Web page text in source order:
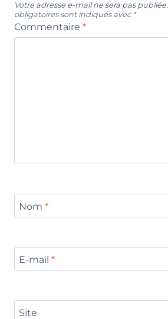
Votre adresse e-mail ne sera pas publiée.
obligatoires sont indiqués avec *
Commentaire *
Nom *
E-mail *
Site